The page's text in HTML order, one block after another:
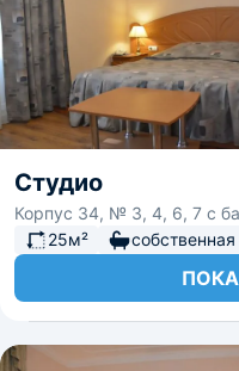
Студио
Корпус 34, № 3, 4, 6, 7 с
25м²